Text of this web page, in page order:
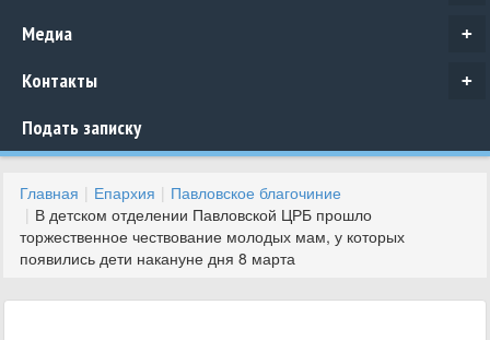
+
Медиа
+
Контакты
Подать записку
Главная Епархия
Павловское благочиние
В детском отделении Павловской ЦРБ прошло
торжественное чествование молодых мам, у которых
появились дети накануне дня 8 марта